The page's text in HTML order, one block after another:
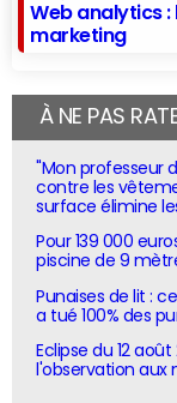
Web analytics
marketing
À NE PAS
"Mon professeur
contre les
surface élimine
Pour 139 000
piscine de 9
Punaises de lit :
a tué 100% des
Eclipse du 12
l'observation aux